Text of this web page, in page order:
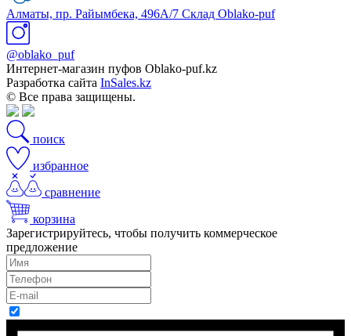
Алматы, пр. Райымбека, 496А/7 Склад Oblako-puf
@oblako_puf
Интернет-магазин пуфов Oblako-puf.kz
Разработка сайта InSales.kz
© Все права защищены.
поиск
избранное
сравнение
корзина
Зарегистрируйтесь, чтобы получить коммерческое
предложение